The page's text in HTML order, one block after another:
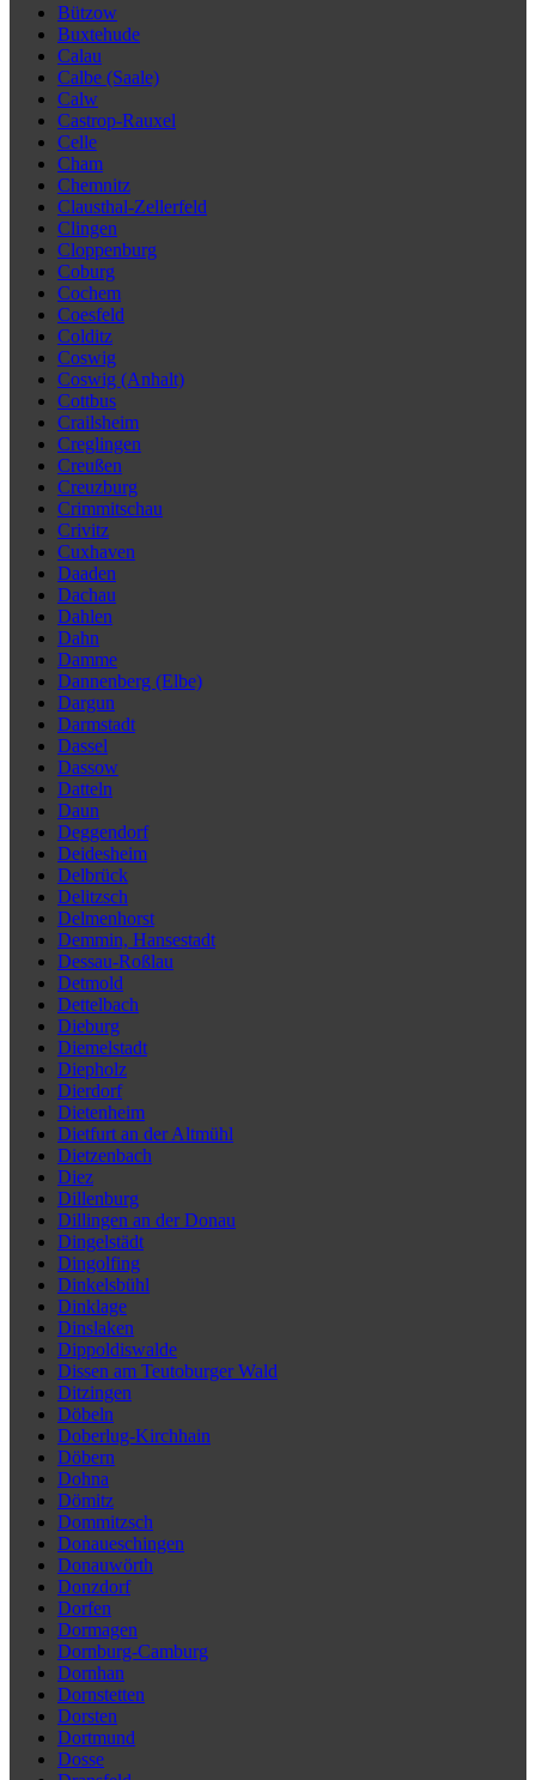
Bützow
Buxtehude
Calau
Calbe (Saale)
Calw
Castrop-Rauxel
Celle
Cham
Chemnitz
Clausthal-Zellerfeld
Clingen
Cloppenburg
Coburg
Cochem
Coesfeld
Colditz
Coswig
Coswig (Anhalt)
Cottbus
Crailsheim
Creglingen
Creußen
Creuzburg
Crimmitschau
Crivitz
Cuxhaven
Daaden
Dachau
Dahlen
Dahn
Damme
Dannenberg (Elbe)
Dargun
Darmstadt
Dassel
Dassow
Datteln
Daun
Deggendorf
Deidesheim
Delbrück
Delitzsch
Delmenhorst
Demmin, Hansestadt
Dessau-Roßlau
Detmold
Dettelbach
Dieburg
Diemelstadt
Diepholz
Dierdorf
Dietenheim
Dietfurt an der Altmühl
Dietzenbach
Diez
Dillenburg
Dillingen an der Donau
Dingelstädt
Dingolfing
Dinkelsbühl
Dinklage
Dinslaken
Dippoldiswalde
Dissen am Teutoburger Wald
Ditzingen
Döbeln
Doberlug-Kirchhain
Döbern
Dohna
Dömitz
Dommitzsch
Donaueschingen
Donauwörth
Donzdorf
Dorfen
Dormagen
Dornburg-Camburg
Dornhan
Dornstetten
Dorsten
Dortmund
Dosse